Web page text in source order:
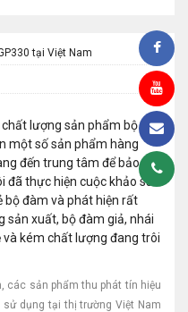
tại Việt Nam
lượng sản phẩm bộ
một số sản phẩm hàng
đến trung tâm để bảo
thực hiện cuộc khảo sát
bộ đàm và phát hiện rất
sản xuất, bộ đàm giả, nhái
và kém chất lượng đang trôi
các sản phẩm thu phát tín hiệu
sử dụng tại thị trường Việt Nam